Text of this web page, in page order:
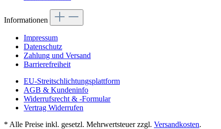
Informationen
Impressum
Datenschutz
Zahlung und Versand
Barrierefreiheit
EU-Streitschlichtungsplattform
AGB & Kundeninfo
Widerrufsrecht & -Formular
Vertrag Widerrufen
* Alle Preise inkl. gesetzl. Mehrwertsteuer zzgl. Versandkosten.